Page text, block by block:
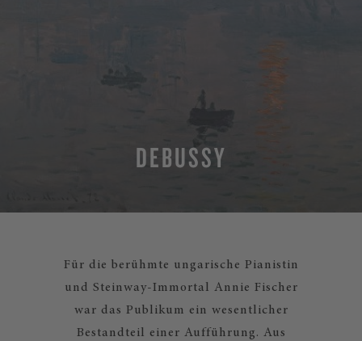
DEBUSSY
Für die berühmte ungarische Pianistin
und Steinway-Immortal Annie Fischer
war das Publikum ein wesentlicher
Bestandteil einer Aufführung. Aus